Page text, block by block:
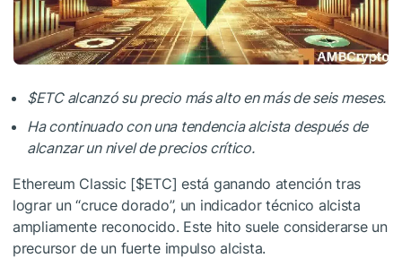
$ETCalcanzó su precio más alto en más de seis meses.
Ha continuado con una tendencia alcista después de
alcanzar un nivel de precios crítico.
Ethereum Classic [$ETC] está ganando atención tras
lograr un “cruce dorado”, un indicador técnico alcista
ampliamente reconocido. Este hito suele considerarse un
precursor de un fuerte impulso alcista.